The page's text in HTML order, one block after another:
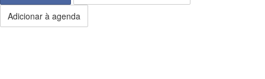
Adicionar à agenda